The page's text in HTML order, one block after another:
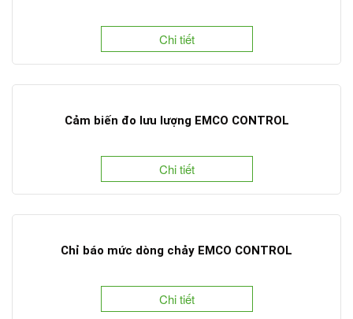
Chi tiết
Cảm biến đo lưu lượng EMCO CONTROL
Chi tiết
Chỉ báo mức dòng chảy EMCO CONTROL
Chi tiết